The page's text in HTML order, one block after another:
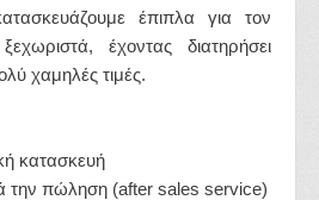
έπιπλα για τον
έχοντας διατηρήσει
χαμηλές τιμές.
κατασκευή
την πώληση (after sales service)